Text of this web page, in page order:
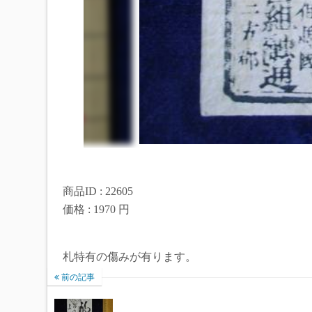
商品ID : 22605
価格 : 1970 円
札特有の傷みが有ります。
前の記事